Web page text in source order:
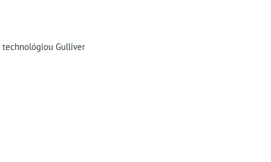
technológiou Gulliver